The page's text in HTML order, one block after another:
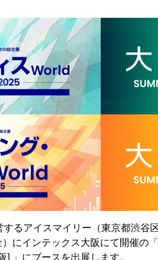
るアイスマイリー（東京都渋谷
にインテックス大阪にて開催の
] 」にブースを出展します。